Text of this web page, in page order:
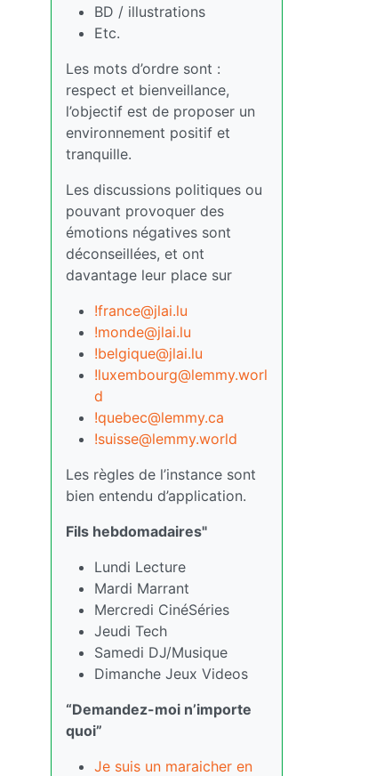
BD / illustrations
Etc.
Les mots d’ordre sont :
respect et bienveillance,
l’objectif est de proposer un
environnement positif et
tranquille.
Les discussions politiques ou
pouvant provoquer des
émotions négatives sont
déconseillées, et ont
davantage leur place sur
!france@jlai.lu
!monde@jlai.lu
!belgique@jlai.lu
!luxembourg@lemmy.worl
d
!quebec@lemmy.ca
!suisse@lemmy.world
Les règles de l’instance sont
bien entendu d’application.
Fils hebdomadaires"
Lundi Lecture
Mardi Marrant
Mercredi CinéSéries
Jeudi Tech
Samedi DJ/Musique
Dimanche Jeux Videos
“Demandez-moi n’importe
quoi”
Je suis un maraicher en